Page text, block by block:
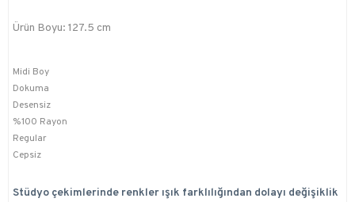
Ürün Boyu: 127.5 cm
Midi Boy
Dokuma
Desensiz
%100 Rayon
Regular
Cepsiz
Stüdyo çekimlerinde renkler ışık farklılığından dolayı değişiklik